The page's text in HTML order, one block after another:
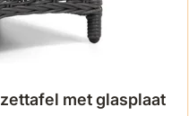
met glasplaat